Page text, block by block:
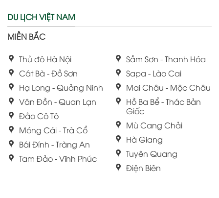
DU LỊCH VIỆT NAM
MIỀN BẮC
Thủ đô Hà Nội
Cát Bà - Đồ Sơn
Hạ Long - Quảng Ninh
Vân Đồn - Quan Lạn
Đảo Cô Tô
Móng Cái - Trà Cổ
Bái Đính - Tràng An
Tam Đảo - Vĩnh Phúc
Sầm Sơn - Thanh Hóa
Sapa - Lào Cai
Mai Châu - Mộc Châu
Hồ Ba Bể - Thác Bản
Giốc
Mù Cang Chải
Hà Giang
Tuyên Quang
Điện Biên